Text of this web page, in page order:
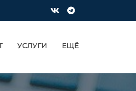
УСЛУГИ ЕЩЁ